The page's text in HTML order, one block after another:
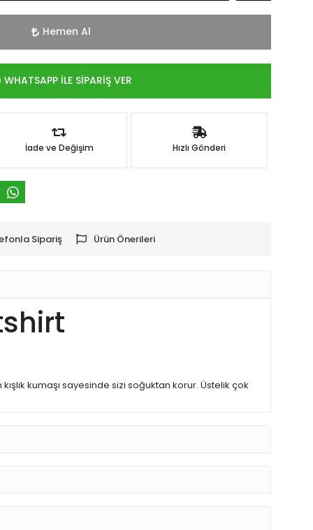
Hemen Al
WHATSAPP İLE SİPARİŞ VER
İade ve Değişim Hızlı Gönderi
Sipariş Ürün Önerileri
kumaşı sayesinde sizi soğuktan korur. Üstelik çok